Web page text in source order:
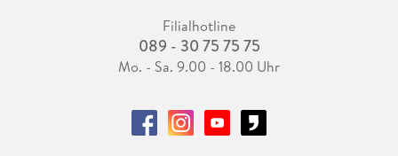
Filialhotline
089 - 30 75 75 75
Mo. - Sa. 9.00 - 18.00 Uhr